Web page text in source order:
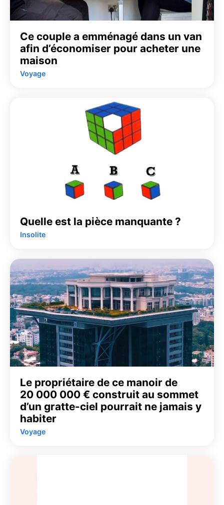
Ce couple a emménagé dans un van
afin d’économiser pour acheter une
maison
Voyage
Quelle est la pièce manquante ?
Insolite
Le propriétaire de ce manoir de
20 000 000 € construit au sommet
d’un gratte-ciel pourrait ne jamais y
habiter
Voyage